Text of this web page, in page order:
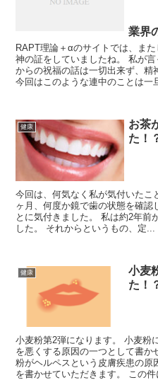
業界
RAPT理論＋αのサイトでは、ま
神の証をしていましたね。 私が
からの祝福の話は一切出来ず、精
今回はこのような連中のことは一
健康
お茶
た！
今回は、何気なく私が気付いたこ
ヶ月、何度か鏡で歯の状態を確認
とに気付きました。 私は約2年前
した。 それからというもの、定...
健康
小麦
た！
小麦粉第2弾になります。 小麦粉
を悪くする原因の一つとして書
粉がヘルペスという皮膚疾患の原
を書かせていただきます。 この